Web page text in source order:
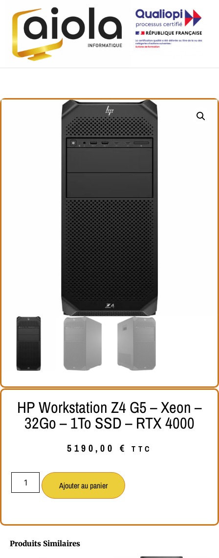
HP Workstation Z4 G5 – Xeon –
32Go – 1To SSD – RTX 4000
5190,00 € TTC
Ajouter au panier
Produits Similaires